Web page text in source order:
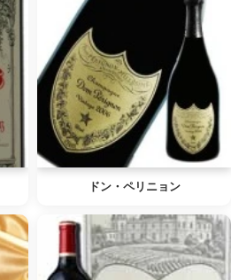
ドン・ペリニョン